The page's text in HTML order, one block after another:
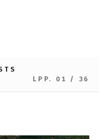
LPP. 01 / 36